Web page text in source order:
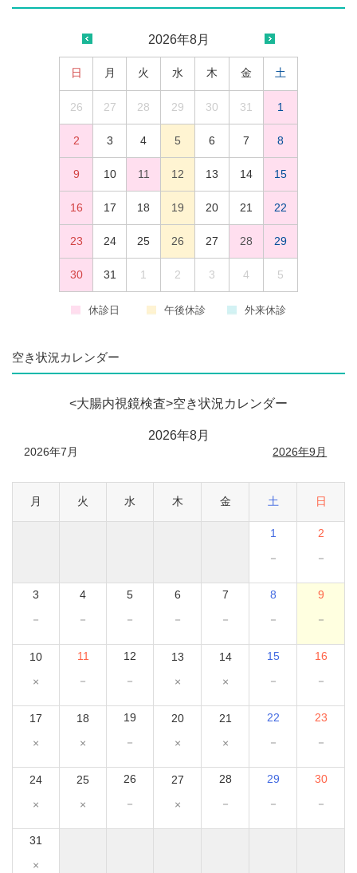
2026年8月
日 月 火 水 木 金 土
26 27 28 29 30 31 1
2 3 4 5 6 7 8
9 10 11 12 13 14 15
16 17 18 19 20 21 22
23 24 25 26 27 28 29
30 31 1 2 3 4 5
休診日 午後休診 外来休診
空き状況カレンダー
<大腸内視鏡検査>空き状況カレンダー
2026年8月
2026年7月 2026年9月
月 火 水 木 金 土 日
1
－
2
－
3
－
4
－
5
－
6
－
7
－
8
－
9
－
10
×
11
－
12
－
13
×
14
×
15
－
16
－
17
×
18
×
19
－
20
×
21
×
22
－
23
－
24
×
25
×
26
－
27
×
28
－
29
－
30
－
31
×